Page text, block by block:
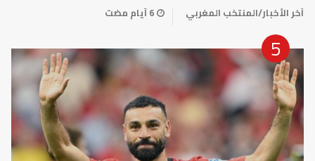
آخر الأخبار/المنتخب المغربي 6 أيام مضت